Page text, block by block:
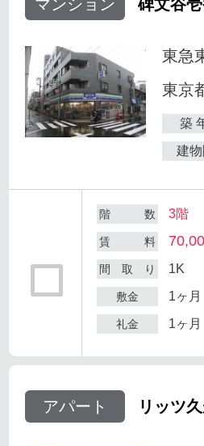
マンション 碑文谷
東急
東京
築
建
階 数 3階
賃 料
間 取 り 1K
敷金 1ヶ月
礼金 1ヶ月
アパート リッツ